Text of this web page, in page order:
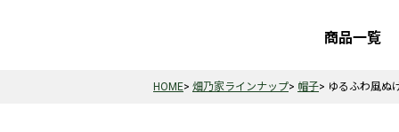
商品一覧
HOME 畑乃家ラインナップ 帽子 ゆるふわ風ぬ